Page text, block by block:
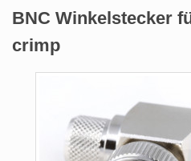
BNC Winkelstecker
crimp